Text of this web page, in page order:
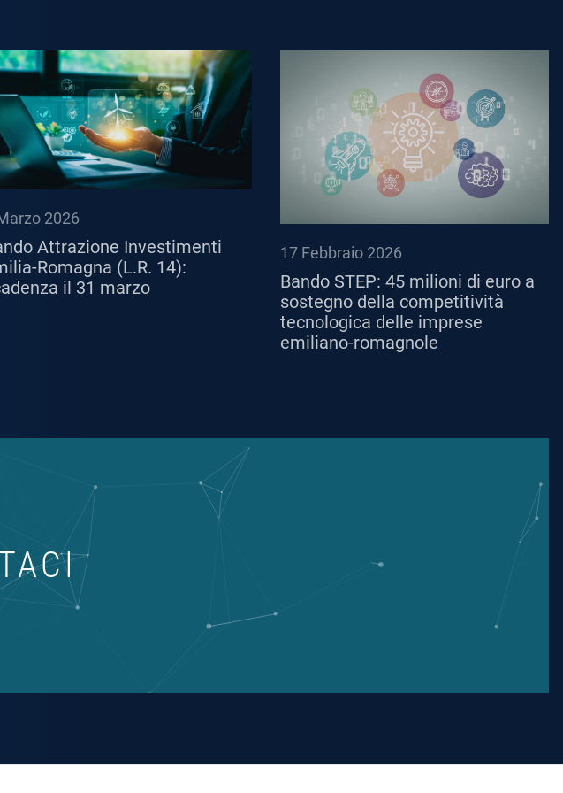
2026
Attrazione Investimenti
Romagna (L.R. 14):
il 31 marzo
17 Febbraio 2026
Bando STEP: 45 milioni di euro a
sostegno della competitività
tecnologica delle imprese
emiliano-romagnole